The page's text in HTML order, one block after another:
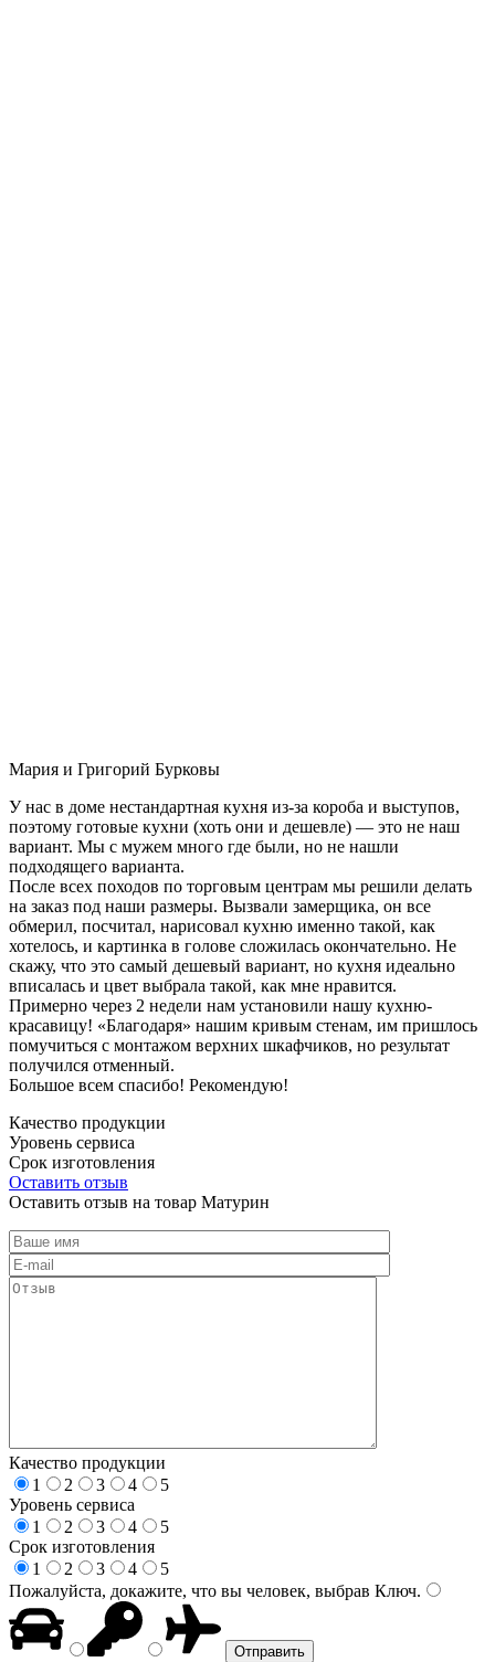
Мария и Григорий Бурковы
У нас в доме нестандартная кухня из-за короба и выступов,
поэтому готовые кухни (хоть они и дешевле) — это не наш
вариант. Мы с мужем много где были, но не нашли
подходящего варианта.
После всех походов по торговым центрам мы решили делать
на заказ под наши размеры. Вызвали замерщика, он все
обмерил, посчитал, нарисовал кухню именно такой, как
хотелось, и картинка в голове сложилась окончательно. Не
скажу, что это самый дешевый вариант, но кухня идеально
вписалась и цвет выбрала такой, как мне нравится.
Примерно через 2 недели нам установили нашу кухню-
красавицу! «Благодаря» нашим кривым стенам, им пришлось
помучиться с монтажом верхних шкафчиков, но результат
получился отменный.
Большое всем спасибо! Рекомендую!
Качество продукции
Уровень сервиса
Срок изготовления
Оставить отзыв
Оставить отзыв на товар Матурин
Качество продукции
1
2 3 4
5
Уровень сервиса
1
2 3 4
5
Срок изготовления
1
2 3 4
5
Пожалуйста, докажите, что вы человек, выбрав Ключ.